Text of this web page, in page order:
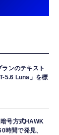
ンのテキスト
5.6 Luna」を標
号方式HAWK
時間で発見、